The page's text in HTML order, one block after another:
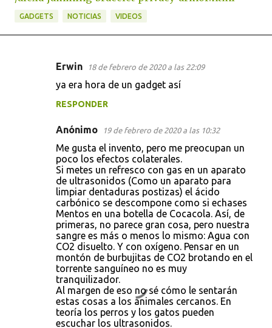
GADGETS NOTICIAS VIDEOS
Erwin 18 de febrero de 2020 a las 22:09
ya era hora de un gadget así
RESPONDER
Anónimo 19 de febrero de 2020 a las 10:32
Me gusta el invento, pero me preocupan un
poco los efectos colaterales.
Si metes un refresco con gas en un aparato
de ultrasonidos (Como un aparato para
limpiar dentaduras postizas) el ácido
carbónico se descompone como si echases
Mentos en una botella de Cocacola. Así, de
primeras, no parece gran cosa, pero nuestra
sangre es más o menos lo mismo: Agua con
CO2 disuelto. Y con oxígeno. Pensar en un
montón de burbujitas de CO2 brotando en el
torrente sanguíneo no es muy
tranquilizador.
Al margen de eso no sé cómo le sentarán
estas cosas a los animales cercanos. En
teoría los perros y los gatos pueden
escuchar los ultrasonidos.